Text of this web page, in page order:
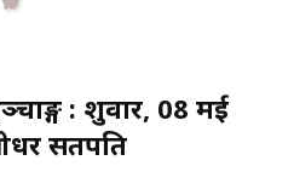
: शुक्रवार, 08 मई
सतपति